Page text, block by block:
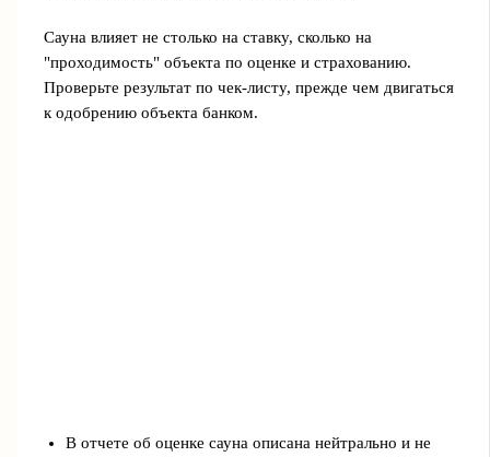
Сауна влияет не столько на ставку, сколько на
"проходимость" объекта по оценке и страхованию.
Проверьте результат по чек‑листу, прежде чем двигаться
к одобрению объекта банком.
В отчете об оценке сауна описана нейтрально и не